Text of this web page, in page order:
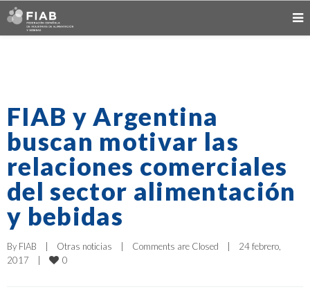
FIAB y Argentina
buscan motivar las
relaciones comerciales
del sector alimentación
y bebidas
By FIAB Otras noticias Comments are Closed
24 febrero,
2017
0